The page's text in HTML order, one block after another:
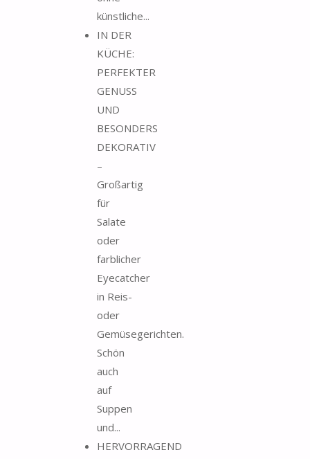
künstliche...
IN DER
KÜCHE:
PERFEKTER
GENUSS
UND
BESONDERS
DEKORATIV
–
Großartig
für
Salate
oder
farblicher
Eyecatcher
in Reis-
oder
Gemüsegerichten.
Schön
auch
auf
Suppen
und...
HERVORRAGEND